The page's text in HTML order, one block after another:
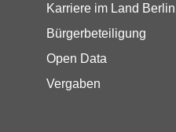
Karriere im Land Berlin
Bürgerbeteiligung
Open Data
Vergaben